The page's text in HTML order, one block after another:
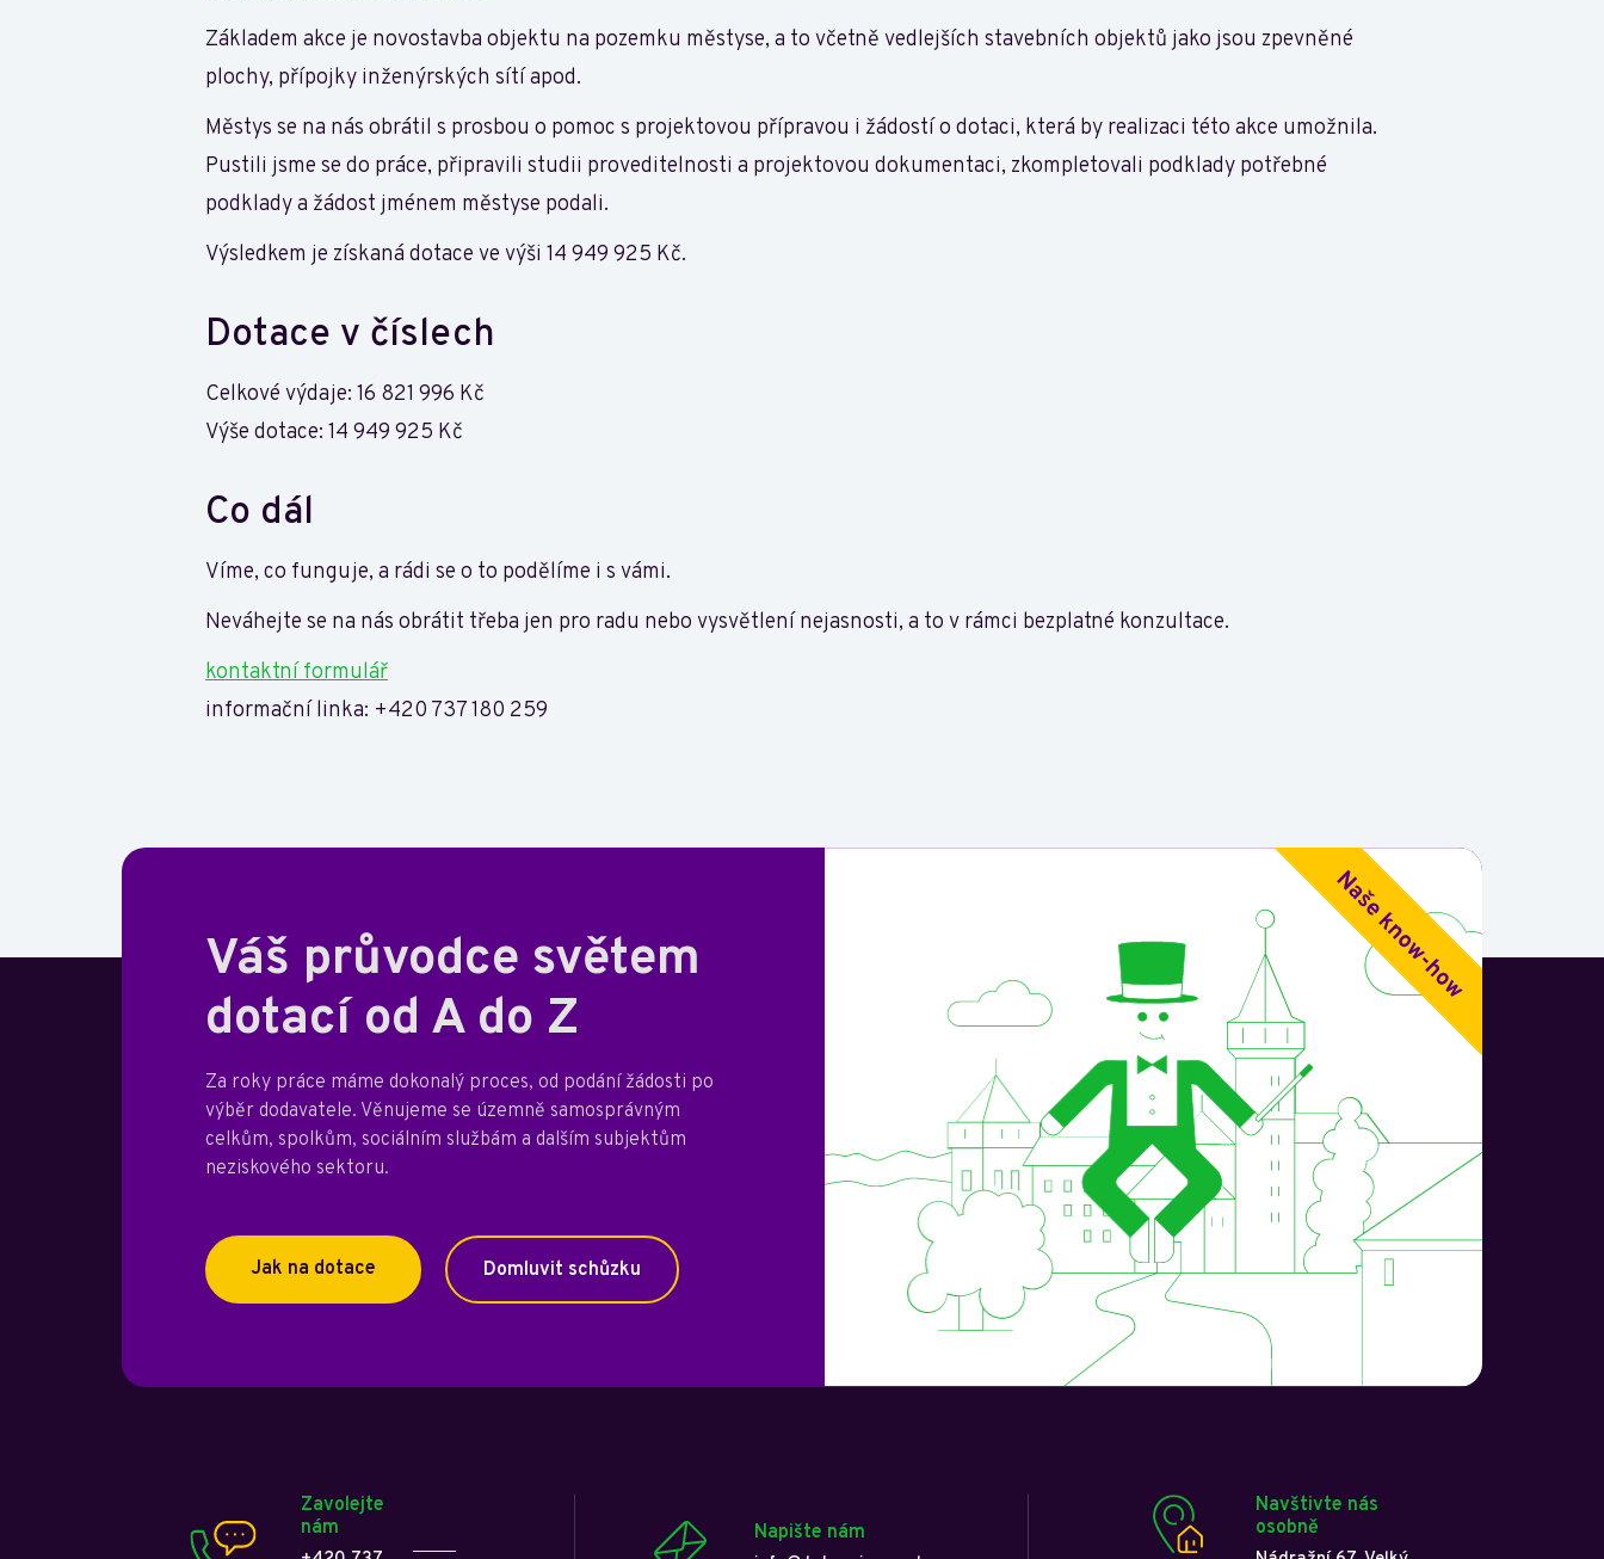
Základem akce je novostavba objektu na pozemku městyse, a to včetně vedlejších stavebních objektů jako jsou zpevněné
plochy, přípojky inženýrských sítí apod.
Městys se na nás obrátil s prosbou o pomoc s projektovou přípravou i žádostí o dotaci, která by realizaci této akce umožnila.
Pustili jsme se do práce, připravili studii proveditelnosti a projektovou dokumentaci, zkompletovali podklady potřebné
podklady a žádost jménem městyse podali.
Výsledkem je získaná dotace ve výši 14 949 925 Kč.
Dotace v číslech
Celkové výdaje: 16 821 996 Kč
Výše dotace: 14 949 925 Kč
Co dál
Víme, co funguje, a rádi se o to podělíme i s vámi.
Neváhejte se na nás obrátit třeba jen pro radu nebo vysvětlení nejasnosti, a to v rámci bezplatné konzultace.
kontaktní formulář
informační linka: +420 737 180 259
Váš průvodce světem
dotací od A do Z
Za roky práce máme dokonalý proces, od podání žádosti po
výběr dodavatele. Věnujeme se územně samosprávným
celkům, spolkům, sociálním službám a dalším subjektům
neziskového sektoru.
Jak na dotace Domluvit schůzku
Zavolejte
nám
Napište nám
Navštivte nás
osobně